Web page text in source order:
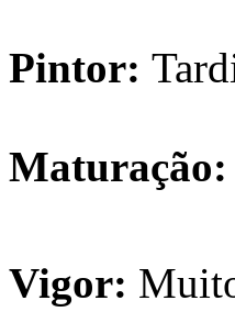
Pintor:
Maturação:
Vigor: